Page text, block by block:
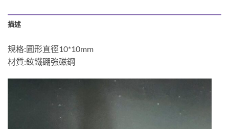
描述
規格:圓形直徑10*10mm
材質:釹鐵硼強磁鋼